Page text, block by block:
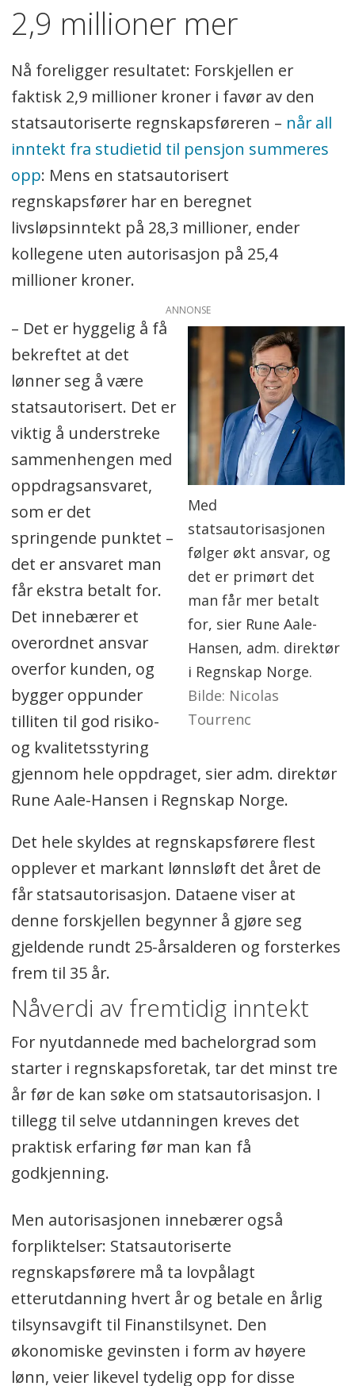
2,9 millioner mer
Nå foreligger resultatet: Forskjellen er
faktisk 2,9 millioner kroner i favør av den
statsautoriserte regnskapsføreren – når all
inntekt fra studietid til pensjon summeres
opp: Mens en statsautorisert
regnskapsfører har en beregnet
livsløpsinntekt på 28,3 millioner, ender
kollegene uten autorisasjon på 25,4
millioner kroner.
ANNONSE
Med
statsautorisasjonen
følger økt ansvar, og
det er primørt det
man får mer betalt
for, sier Rune Aale-
Hansen, adm. direktør
i Regnskap Norge.
Nicolas
Tourrenc
– Det er hyggelig å få
bekreftet at det
lønner seg å være
statsautorisert. Det er
viktig å understreke
sammenhengen med
oppdragsansvaret,
som er det
springende punktet –
det er ansvaret man
får ekstra betalt for.
Det innebærer et
overordnet ansvar
overfor kunden, og
bygger oppunder
tilliten til god risiko-
og kvalitetsstyring
gjennom hele oppdraget, sier adm. direktør
Rune Aale-Hansen i Regnskap Norge.
Det hele skyldes at regnskapsførere flest
opplever et markant lønnsløft det året de
får statsautorisasjon. Dataene viser at
denne forskjellen begynner å gjøre seg
gjeldende rundt 25-årsalderen og forsterkes
frem til 35 år.
Nåverdi av fremtidig inntekt
For nyutdannede med bachelorgrad som
starter i regnskapsforetak, tar det minst tre
år før de kan søke om statsautorisasjon. I
tillegg til selve utdanningen kreves det
praktisk erfaring før man kan få
godkjenning.
Men autorisasjonen innebærer også
forpliktelser: Statsautoriserte
regnskapsførere må ta lovpålagt
etterutdanning hvert år og betale en årlig
tilsynsavgift til Finanstilsynet. Den
økonomiske gevinsten i form av høyere
lønn, veier likevel tydelig opp for disse